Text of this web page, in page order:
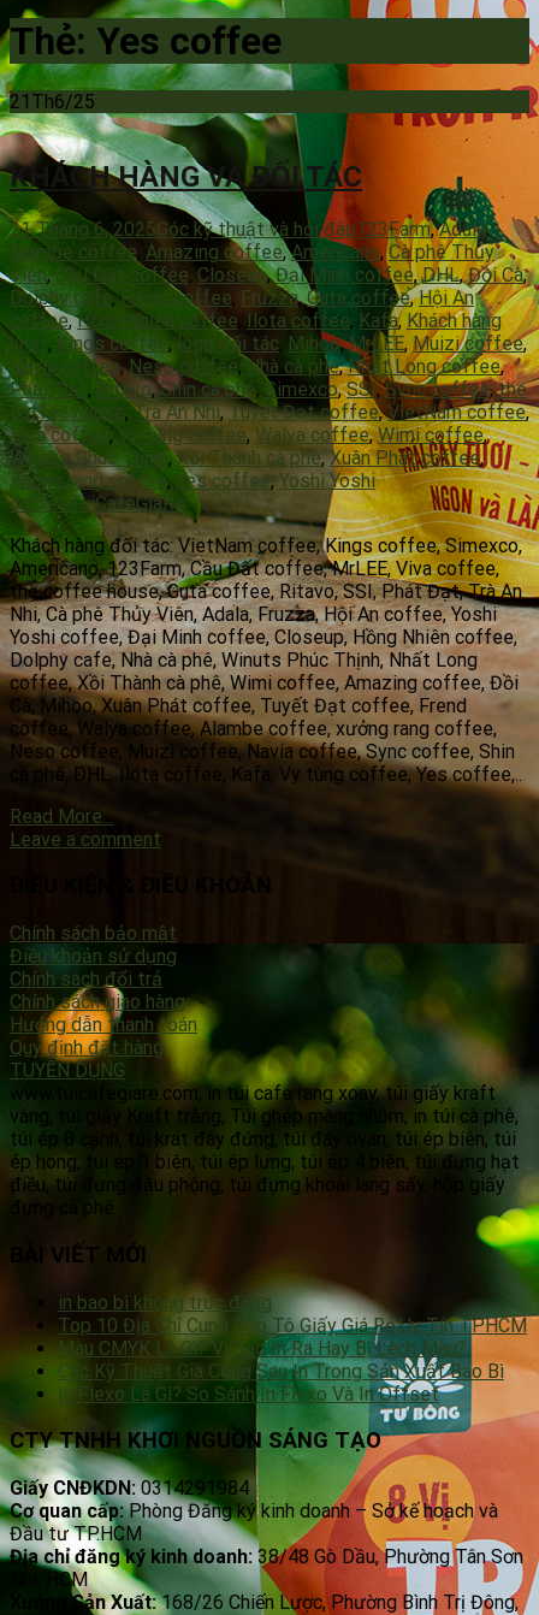
Thẻ: Yes coffee
21 Th6/25
KHÁCH HÀNG VÀ ĐỐI TÁC
21 Tháng 6, 2025Góc kỹ thuật và hỏi đáp123Farm,Adala,
Alambe coffee, Amazing coffee,Americano,Cà phê Thủy
Viên,Cầu Đất coffee, Closeup,Đại Minh coffee,DHL,Đồi Cà,
Dolphy cafe,Frend coffee, Fruzza,Guta coffee,Hội An
coffee,Hồng Nhiên coffee, Ilota coffee, Kafa, Khách hàng
knst, Kings coffee,logo đối tác, Mihoo,MrLEE, Muizi coffee,
Navia coffee,Neso coffee,Nhà cà phê,Nhất Long coffee,
Phát Đạt,Ritavo,Shin cà phê, Simexco,SSI,Sync coffee,the
coffee house,Trà An Nhi,Tuyết Đạt coffee,VietNam coffee,
Viva coffee,Vy tùng coffee, Walya coffee,Wimi coffee,
Winuts Phúc Thịnh,Xồi Thành cà phê,Xuân Phát coffee,
xưởng rang coffee,Yes coffee,Yoshi Yoshi
coffeeTuiCafeGiaRe
Khách hàng đối tác: VietNam coffee, Kings coffee, Simexco,
Americano, 123Farm, Cầu Đất coffee, MrLEE, Viva coffee,
the coffee house, Guta coffee, Ritavo, SSI, Phát Đạt, Trà An
Nhi, Cà phê Thủy Viên, Adala, Fruzza, Hội An coffee, Yoshi
Yoshi coffee, Đại Minh coffee, Closeup, Hồng Nhiên coffee,
Dolphy cafe, Nhà cà phê, Winuts Phúc Thịnh, Nhất Long
coffee, Xồi Thành cà phê, Wimi coffee, Amazing coffee, Đồi
Cà, Mihoo, Xuân Phát coffee, Tuyết Đạt coffee, Frend
coffee, Walya coffee, Alambe coffee, xưởng rang coffee,
Neso coffee, Muizi coffee, Navia coffee, Sync coffee, Shin
cà phê, DHL, Ilota coffee, Kafa, Vy tùng coffee, Yes coffee,..
Read More...
Leave a comment
ĐIỀU KIỆN & ĐIỀU KHOẢN
Chính sách bảo mật
Điều khoản sử dụng
Chính sách đổi trả
Chính sách giao hàng
Hướng dẫn thanh toán
Quy định đặt hàng
TUYỂN DỤNG
www.tuicafegiare.com, in túi cafe rang xoay, túi giấy kraft
vàng, túi giấy Kraft trắng, Túi ghép màng nhôm, in túi cà phê,
túi ép 8 cạnh, túi krat đáy đứng, túi đáy ovan, túi ép biên, túi
ép hong, túi ép 3 biên, túi ép lưng, túi ép 4 biên, túi đựng hạt
điều, túi đựng đậu phộng, túi đựng khoai lang sấy, hộp giấy
đựng cà phê
BÀI VIẾT MỚI
in bao bì không trục đồng
Top 10 Địa Chỉ Cung Cấp Tô Giấy Giá Rẻ Uy Tín TPHCM
Màu CMYK Là Gì? Vì Sao In Ra Hay Bị Lệch Màu?
Các Kỹ Thuật Gia Công Sau In Trong Sản Xuất Bao Bì
In Flexo Là Gì? So Sánh In Flexo Và In Offset
CTY TNHH KHƠI NGUỒN SÁNG TẠO
Giấy CNĐKDN:0314291984
Cơ quan cấp:Phòng Đăng ký kinh doanh – Sở kế hoạch và
Đầu tư TP.HCM
Địa chỉ đăng ký kinh doanh: 38/48 Gò Dầu, Phường Tân Sơn
Nhì, HCM
Xưởng Sản Xuất:168/26 Chiến Lược, Phường Bình Trị Đông,